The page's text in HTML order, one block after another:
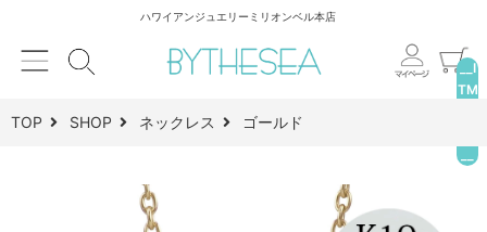
ハワイアンジュエリーミリオンベル本店
__I
TM
TOP SHOP ネックレス ゴールド